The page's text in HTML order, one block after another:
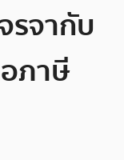
รจากับ
ภาษี